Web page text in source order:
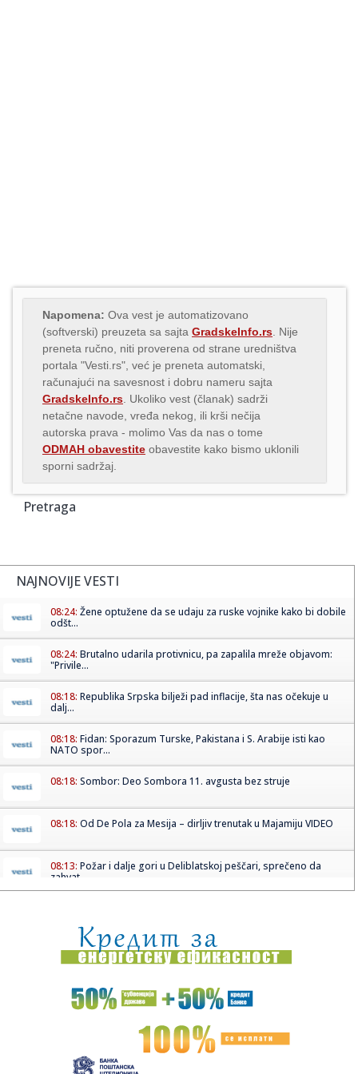
Napomena: Ova vest je automatizovano
(softverski) preuzeta sa sajta GradskeInfo.rs . Nije
preneta ručno, niti proverena od strane uredništva
portala "Vesti.rs", već je preneta automatski,
računajući na savesnost i dobru nameru sajta
GradskeInfo.rs . Ukoliko vest (članak) sadrži
netačne navode, vređa nekog, ili krši nečija
autorska prava - molimo Vas da nas o tome
ODMAH obavestite obavestite kako bismo uklonili
sporni sadržaj.
Pretraga
NAJNOVIJE VESTI
08:24: Žene optužene da se udaju za ruske vojnike kako bi dobile
odšt...
08:24: Brutalno udarila protivnicu, pa zapalila mreže objavom:
"Privile...
08:18: Republika Srpska bilježi pad inflacije, šta nas očekuje u
dalj...
08:18: Fidan: Sporazum Turske, Pakistana i S. Arabije isti kao
NATO spor...
08:18: Sombor: Deo Sombora 11. avgusta bez struje
08:18: Od De Pola za Mesija – dirljiv trenutak u Majamiju VIDEO
08:13: Požar i dalje gori u Deliblatskoj peščari, sprečeno da
zahvat...
08:11:Kaucija za flaše i limenke u Srbiji: Kako će funkcionisati
depo...
08:08:Stručnjak upozorava: Ove navike mogu biti okidač za
probleme sa...
Mančester siti ima novog golmana: Svetski šampion